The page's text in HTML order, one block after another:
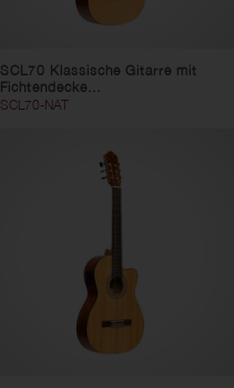
SCL70 Klassische Gitarre mit
Fichtendecke...
SCL70-NAT